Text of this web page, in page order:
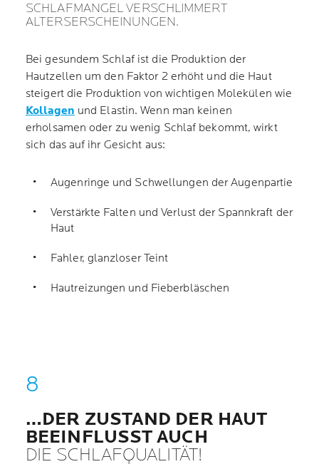
SCHLAFMANGEL VERSCHLIMMERT
ALTERSERSCHEINUNGEN.
Bei gesundem Schlaf ist die Produktion der
Hautzellen um den Faktor 2 erhöht und die Haut
steigert die Produktion von wichtigen Molekülen wie
Kollagen und Elastin. Wenn man keinen
erholsamen oder zu wenig Schlaf bekommt, wirkt
sich das auf ihr Gesicht aus:
Augenringe und Schwellungen der Augenpartie
Verstärkte Falten und Verlust der Spannkraft der
Haut
Fahler, glanzloser Teint
Hautreizungen und Fieberbläschen
…DER ZUSTAND DER HAUT
BEEINFLUSST AUCH
DIE SCHLAFQUALITÄT!